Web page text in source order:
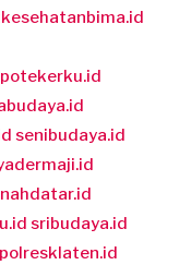
senibudaya.id
sribudaya.id